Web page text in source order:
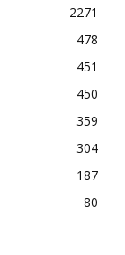
2271
478
451
450
359
304
187
80